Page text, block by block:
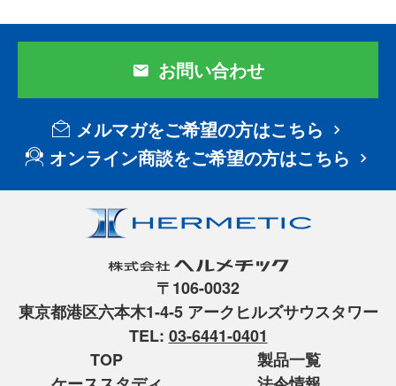
お問い合わせ
メルマガをご希望の方はこちら
オンライン商談をご希望の方はこちら
〒106-0032
東京都港区六本木1-4-5 アークヒルズサウスタワー
TEL: 03-6441-0401
TOP
製品一覧